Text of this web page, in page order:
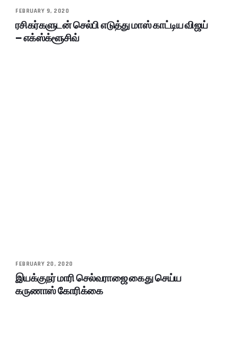
FEBRUARY 9, 2020
ரசிகர்களுடன் செல்பி எடுத்து மாஸ் காட்டிய விஜய்
– எக்ஸ்க்ளூசிவ்
FEBRUARY 20, 2020
இயக்குநர் மாரி செல்வராஜை கைது செய்ய
கருணாஸ் கோரிக்கை